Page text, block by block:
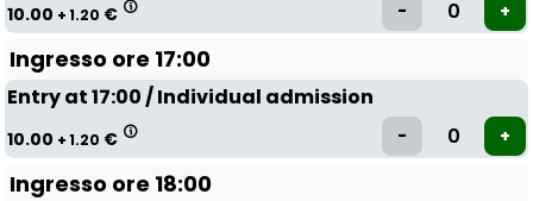
10.00 + 1.20 €
Ingresso ore 17:00
Entry at 17:00 / Individual admission
10.00 + 1.20 €
Ingresso ore 18:00